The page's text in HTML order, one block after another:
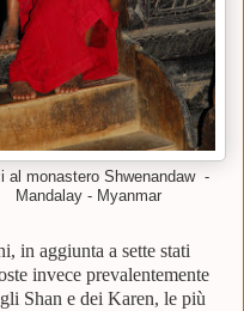
al monastero Shwenandaw -
Mandalay - Myanmar
in aggiunta a sette stati
invece prevalentemente
Shan e dei Karen, le più